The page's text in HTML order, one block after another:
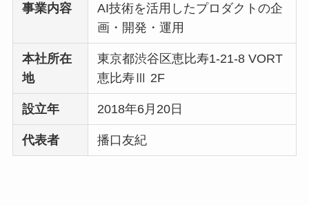
いって本当？
事業内容
AI技術を活用したプロダクトの企
画・開発・運用
本社所在
地
東京都渋谷区恵比寿1-21-8 VORT
恵比寿Ⅲ 2F
設立年 2018年6月20日
代表者 播口友紀